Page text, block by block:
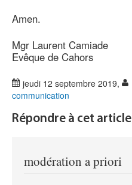
Amen.
Mgr Laurent Camiade
Evêque de Cahors
jeudi 12 septembre 2019,
communication
Répondre à cet article
modération a priori